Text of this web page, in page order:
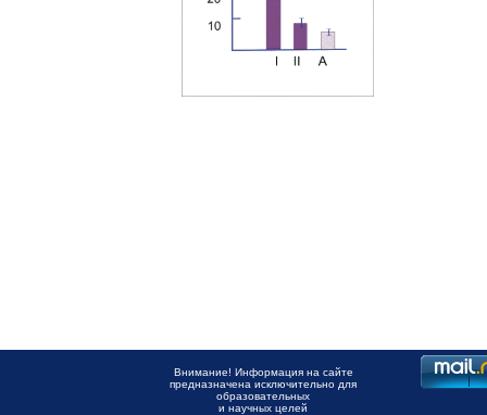
Внимание! Информация на сайте
предназначена исключительно для
образовательных
и научных целей